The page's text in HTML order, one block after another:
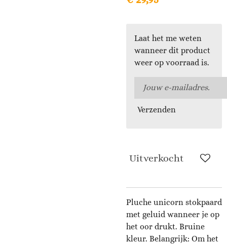
Laat het me weten
wanneer dit product
weer op voorraad is.
Verzenden
Uitverkocht
Pluche unicorn stokpaard
met geluid wanneer je op
het oor drukt. Bruine
kleur. Belangrijk: Om het